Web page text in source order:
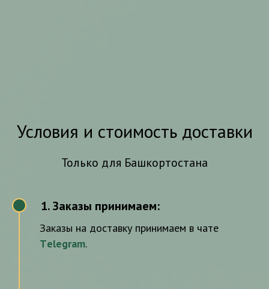
Условия и стоимость доставки
Только для Башкортостана
Заказы принимаем:
Заказы на доставку принимаем в чате
Тelegram.